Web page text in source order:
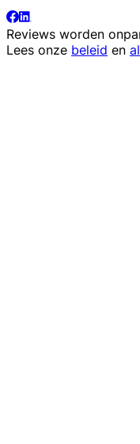
Reviews worden
Lees onze beleid en